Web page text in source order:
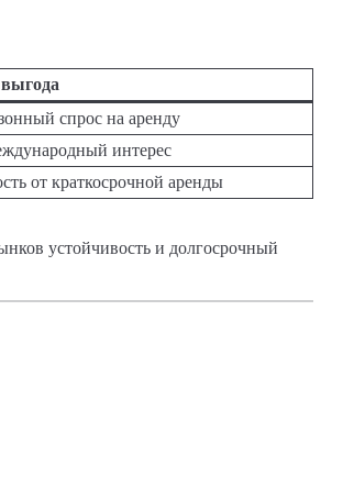
спрос на аренду
интерес
от краткосрочной аренды
устойчивость и долгосрочный